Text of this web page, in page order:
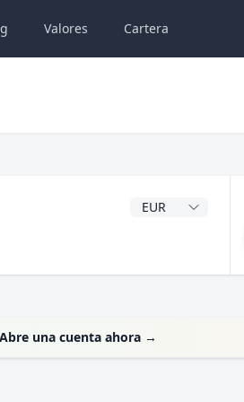
Valores Cartera
Divisa del dividendo
Abre una cuenta ahora →